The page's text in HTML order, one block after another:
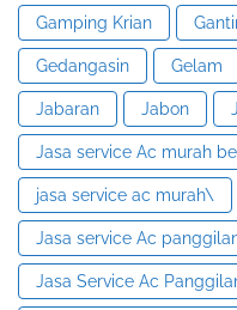
Gamping Krian
Gedangasin Gelam
Jabaran Jabon
Jasa service Ac murah
jasa service ac murah\
Jasa service Ac
Jasa Service Ac